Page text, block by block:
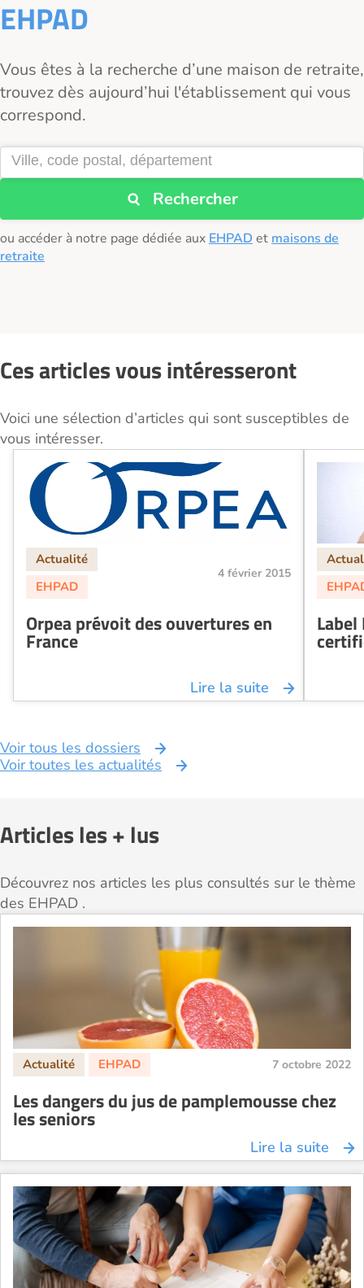
EHPAD
Vous êtes à la recherche d’une maison de retraite,
trouvez dès aujourd’hui l'établissement qui vous
correspond.
Rechercher
ou accéder à notre page dédiée aux EHPAD et maisons de
retraite
Ces articles vous intéresseront
Voici une sélection d’articles qui sont susceptibles de
vous intéresser.
4 février 2015
Orpea prévoit des ouvertures en
France
Lire la suite
Voir tous les dossiers
Voir toutes les actualités
Articles les + lus
Découvrez nos articles les plus consultés sur le thème
des EHPAD .
7 octobre 2022
Les dangers du jus de pamplemousse chez
les seniors
Lire la suite